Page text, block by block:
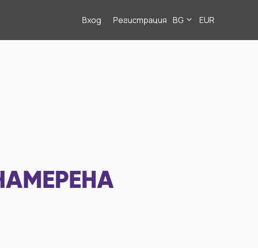
Вход Регистрация BG EUR